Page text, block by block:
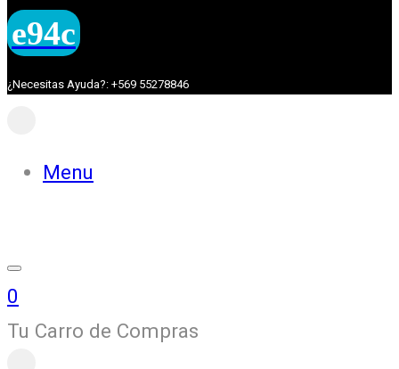
¿Necesitas Ayuda?: +569 55278846
Menu
0
Tu Carro de Compras